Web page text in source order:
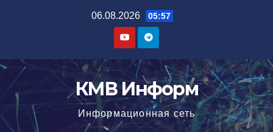
06.08.2026 05:57
КМВ Информ
Информационная сеть